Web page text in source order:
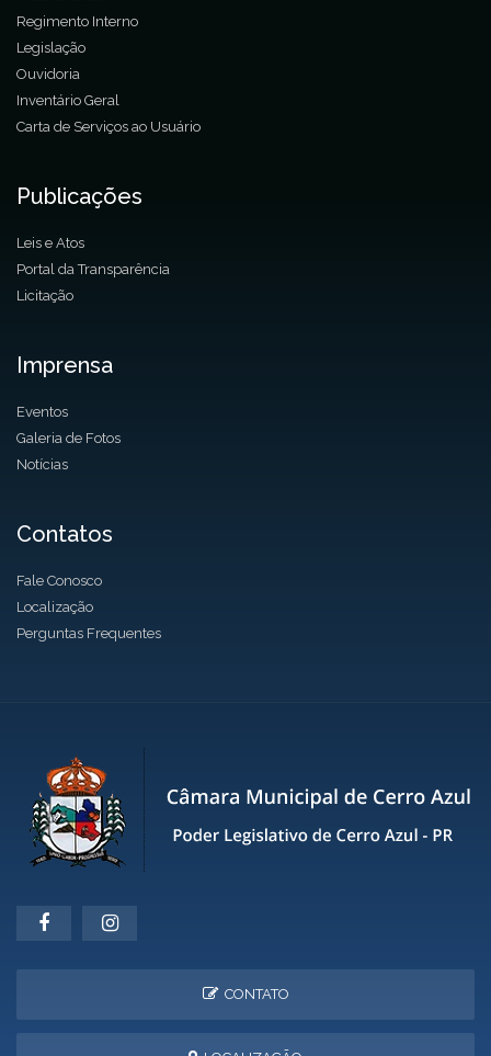
Regimento Interno
Legislação
Ouvidoria
Inventário Geral
Carta de Serviços ao Usuário
Publicações
Leis e Atos
Portal da Transparência
Licitação
Imprensa
Eventos
Galeria de Fotos
Notícias
Contatos
Fale Conosco
Localização
Perguntas Frequentes
CONTATO